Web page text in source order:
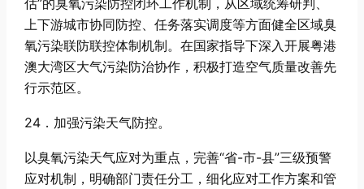
估”的臭氧污染防控闭环工作机制，从区域统筹研判、
上下游城市协同防控、任务落实调度等方面健全区域臭
氧污染联防联控体制机制。在国家指导下深入开展粤港
澳大湾区大气污染防治协作，积极打造空气质量改善先
行示范区。
24．加强污染天气防控。
以臭氧污染天气应对为重点，完善“省-市-县”三级预警
应对机制，明确部门责任分工，细化应对工作方案和管